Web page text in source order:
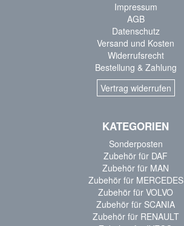
Impressum
AGB
Datenschutz
Versand und Kosten
Widerrufsrecht
Bestellung & Zahlung
Vertrag widerrufen
KATEGORIEN
Sonderposten
Zubehör für DAF
Zubehör für MAN
Zubehör für MERCEDES
Zubehör für VOLVO
Zubehör für SCANIA
Zubehör für RENAULT